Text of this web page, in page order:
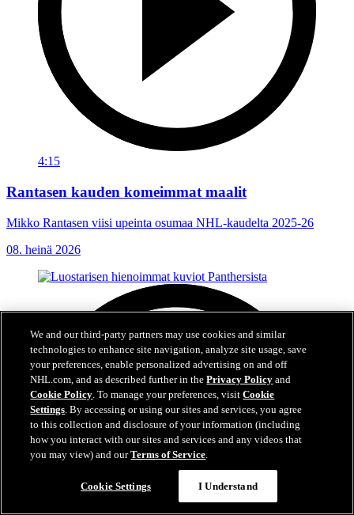
4:15
Rantasen kauden komeimmat maalit
Mikko Rantasen viisi upeinta osumaa NHL-kaudelta 2025-26
08. heinä 2026
We and our third-party partners may use cookies and similar
technologies to enhance site navigation, analyze site usage, save
your preferences, enable personalized advertising on and off
NHL.com, and as described further in thePrivacy Policy and
Cookie Policy. To manage your preferences, visitCookie
Settings. By accessing or using our sites and services, you agree
to this collection and disclosure of your information (including
how you interact with our sites and services and any videos that
you may view) and ourTerms of Service.
Cookie Settings I Understand